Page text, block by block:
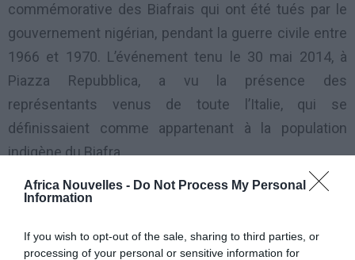
Africa Nouvelles - Do Not Process My Personal
Information
If you wish to opt-out of the sale, sharing to third parties, or
processing of your personal or sensitive information for
commémorative des Biafrais qui ont été tués par le
gouvernement nigérian, pendant la guerre civile entre
1966 et 1970. L’événement tenu le 30 mai 2014, à
Piazza Repubblica, a vu la présence des
représentants venus de toute l’Italie, qui se
définissaient comme appartenant à la population
indigène du Biafra.
L’objectif de la manifestation était la commémoration
mai ».